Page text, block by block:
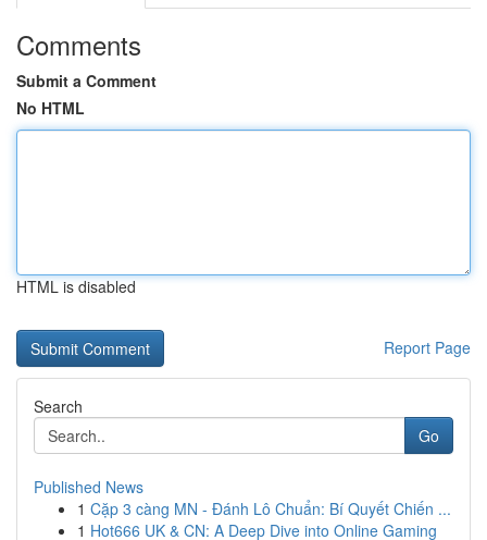
Comments
Submit a Comment
No HTML
HTML is disabled
Report Page
Search
Go
Published News
1 Cặp 3 càng MN - Đánh Lô Chuẩn: Bí Quyết Chiến ...
1 Hot666 UK & CN: A Deep Dive into Online Gaming